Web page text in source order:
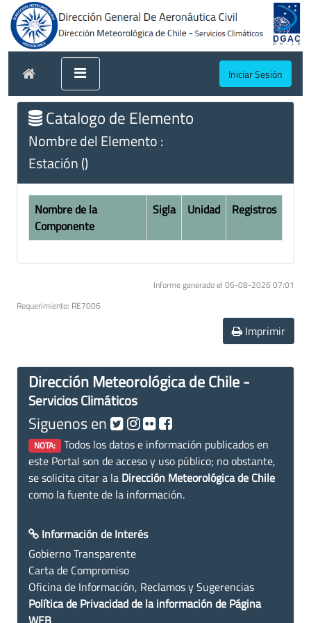
Iniciar Sesión
Catalogo de Elemento
Nombre del Elemento :
Estación ()
Nombre de la
Componente
Sigla Unidad Registros
Informe generado el 06-08-2026 07:01
Requerimiento: RE7006
Imprimir
Dirección Meteorológica de Chile -
Servicios Climáticos
Siguenos en
NOTA: Todos los datos e información publicados en
este Portal son de acceso y uso público; no obstante,
se solicita citar a la Dirección Meteorológica de Chile
como la fuente de la información.
Información de Interés
Gobierno Transparente
Carta de Compromiso
Oficina de Información, Reclamos y Sugerencias
Política de Privacidad de la información de Página